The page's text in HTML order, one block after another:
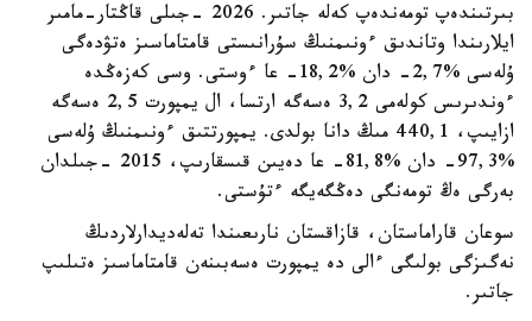
بىرتىندەپ تومەندەپ كەلە جاتىر. 2026 -جىلى قاڭتار-مامىر
ايلارىندا وتاندىق ءونىمنىڭ سۇرانىستى قامتاماسىز ەتۋدەگى
ۇلەسى %2,7- دان %18,2- عا ءوستى. وسى كەزەڭدە
ءوندىرىس كولەمى 3,2 ەسەگە ارتسا، ال يمپورت 2,5 ەسەگە
ازايىپ، 440,1 مىڭ دانا بولدى. يمپورتتىق ءونىمنىڭ ۇلەسى
%97,3- دان %81,8- عا دەيىن قىسقارىپ، 2015 -جىلدان
بەرگى ەڭ تومەنگى دەڭگەيگە ءتۇستى.
سوعان قاراماستان، قازاقستان نارىعىندا تەلەديدارلاردىڭ
نەگىزگى بولىگى ءالى دە يمپورت ەسەبىنەن قامتاماسىز ەتىلىپ
جاتىر.